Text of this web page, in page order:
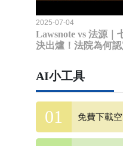
2025-07-04
Lawsnote vs 法源｜
決出爐！法院為何
AI小工具
免費下載